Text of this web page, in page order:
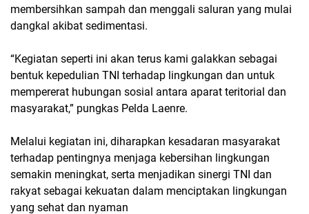
membersihkan sampah dan menggali saluran yang mulai
dangkal akibat sedimentasi.
“Kegiatan seperti ini akan terus kami galakkan sebagai
bentuk kepedulian TNI terhadap lingkungan dan untuk
mempererat hubungan sosial antara aparat teritorial dan
masyarakat,” pungkas Pelda Laenre.
Melalui kegiatan ini, diharapkan kesadaran masyarakat
terhadap pentingnya menjaga kebersihan lingkungan
semakin meningkat, serta menjadikan sinergi TNI dan
rakyat sebagai kekuatan dalam menciptakan lingkungan
yang sehat dan nyaman